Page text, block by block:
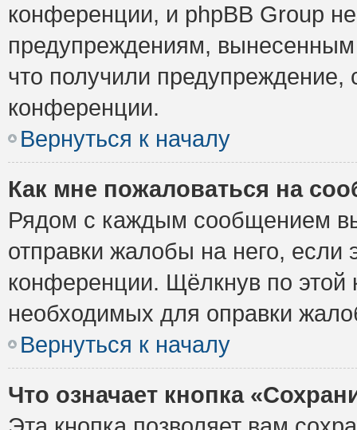
конференции, и phpBB Group
предупреждениям,
что получили предупреждение,
конференции.
Вернуться к началу
Как мне пожаловаться на
Рядом с каждым сообщением
отправки жалобы на него,
конференции. Щёлкнув по этой
необходимых для оправки
Вернуться к началу
Что означает кнопка